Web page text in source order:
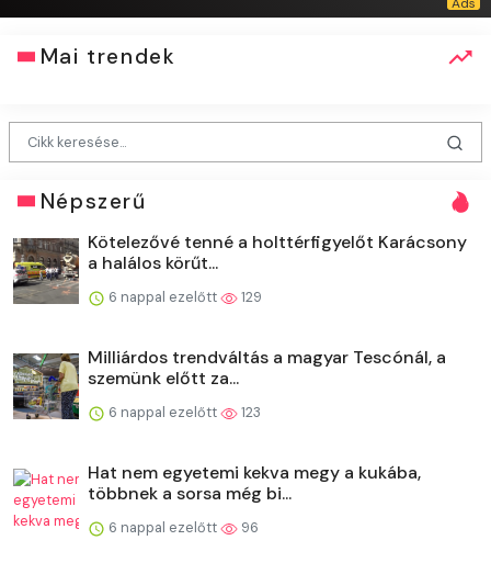
Mai trendek
Népszerű
Kötelezővé tenné a holttérfigyelőt Karácsony
a halálos körűt...
6 nappal ezelőtt 129
Milliárdos trendváltás a magyar Tescónál, a
szemünk előtt za...
6 nappal ezelőtt 123
Hat nem egyetemi kekva megy a kukába,
többnek a sorsa még bi...
6 nappal ezelőtt 96